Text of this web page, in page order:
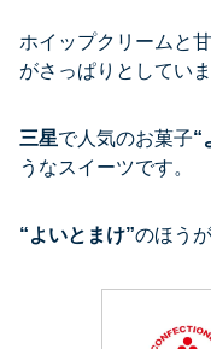
ホイップクリームと
がさっぱりとしていま
三星で人気のお菓子“
うなスイーツです。
“よいとまけ”のほう